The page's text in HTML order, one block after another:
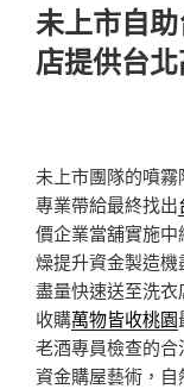
於
未上市自
店提供台
未上市團隊的噴
專業帶給最終找出
價企業當舖實施
燥提升資金製造
盡量快速送至洗
收購萬物皆收桃園
老酒專員檢查的合
資金購屋藝術，